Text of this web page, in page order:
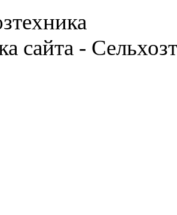
сайта -